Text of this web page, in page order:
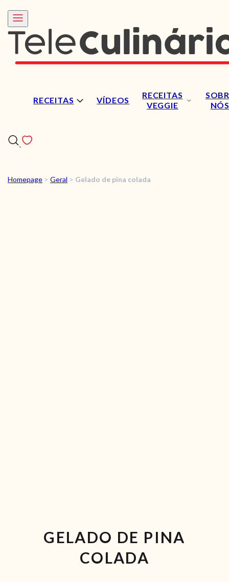
RECEITAS VÍDEOS
RECEITAS
VEGGIE
NÓS
RECEITAS
Homepage > Geral > Gelado de pina colada
GELADO DE PINA
COLADA